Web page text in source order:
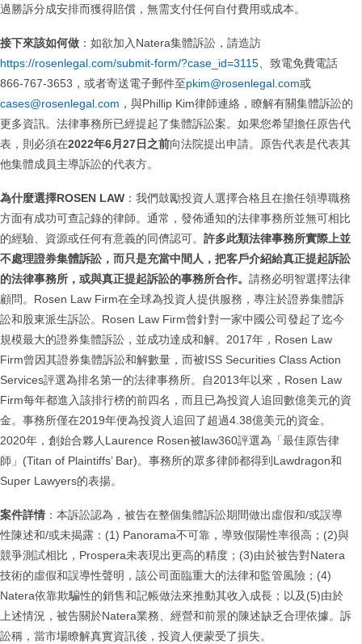
過勝訴分成安排而獲得賠償，無需支付任何自付費用或成本。
接下來該如何做 ：如欲加入Natera集體訴訟，請造訪
https://rosenlegal.com/submit-form/?case_id=3115、致電免費電話
866-767-3653，或者寄送電子郵件至pkim@rosenlegal.com或
cases@rosenlegal.com ，與Phillip Kim律師連絡，瞭解有關集體訴訟的
更多資訊。法律事務所已經提起了集體訴訟案。如果您希望擔任原告代
表，則必須在2022年6月 27日之前向法院提出申請。原告代表是代表其
他集體成員主導訴訟的代表方。
為什麼選擇ROSEN LAW ：我們鼓勵投資人選擇合格且在擔任領導職務
方面有成功可查記錄的律師。通常，發佈通知的法律事務所並無可相比
的經驗、資源或任何有意義的同儕認可。 許多此類法律事務所實際上並
不處理證券集體訴訟，而只是充當中間人，把客戶介紹給真正提起訴訟
的法律事務所，或與真正提起訴訟的事務所合作。 請務必明智選擇法律
顧問。Rosen Law Firm在全球為投資人提供服務，專注於證券集體訴
訟和股東派生訴訟。Rosen Law Firm曾針對一家中國公司發起了迄今
規模最大的證券集體訴訟，並成功達成和解。2017年，Rosen Law
Firm曾因其證券集體訴訟和解數量，而被ISS Securities Class Action
Services評選為排名第一的法律事務所。自2013年以來，Rosen Law
Firm每年都進入該排行榜的前四名，而且已為投資人追回數億美元的資
金。事務所僅在2019年便為投資人追回了超過4.38億美元的資金。
2020年，創始合夥人Laurence Rosen被law360評選為「最佳原告律
師」(Titan of Plaintiffs’ Bar)。事務所的眾多律師都得到Lawdragon和
Super Lawyers的表揚。
案件詳情 ：本訴訟認為，被告在整個集體訴訟期間做出虛假和/或誤導
性陳述和/或未揭露：(1) Panorama不可靠，導致假陽性率很高；(2)與
競爭測試相比，Prospera未表現出更高的精度；(3)由於被告對Natera
技術的虛假和誤導性聲明，該公司面臨重大的法律和監管風險；(4)
Natera依靠欺騙性的銷售和記帳做法來推動其收入成長；以及(5)由於
上述情況，被告關於Natera業務、經營和前景的陳述缺乏合理依據。訴
訟稱，當市場瞭解真實資訊後，投資人便蒙受了損失。